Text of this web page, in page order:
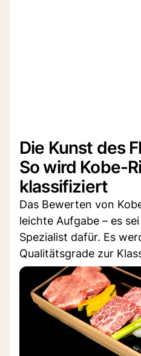
Die Kunst des
So wird Kobe-
klassifiziert
Das Bewerten von
leichte Aufgabe – es
Spezialist dafür. Es
Qualitätsgrade zur